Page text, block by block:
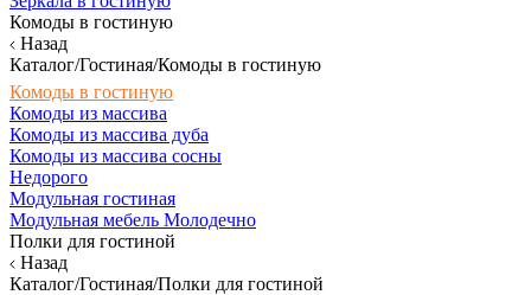
Комоды в гостиную
Назад
Каталог/Гостиная/Комоды в гостиную
Комоды в гостиную
Комоды из массива
Комоды из массива дуба
Комоды из массива сосны
Недорого
Модульная гостиная
Модульная мебель Молодечно
Полки для гостиной
Назад
Каталог/Гостиная/Полки для гостиной